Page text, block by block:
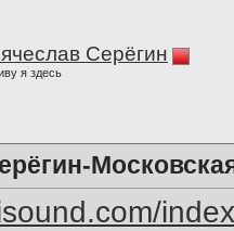
Серёгин
я здесь